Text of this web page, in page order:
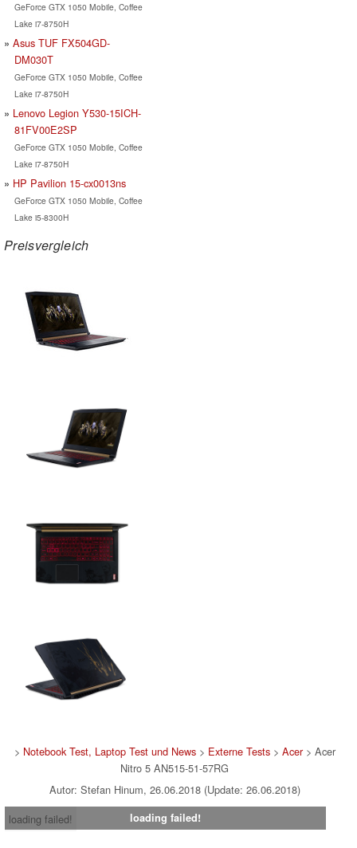
GeForce GTX 1050 Mobile, Coffee
Lake i7-8750H
Asus TUF FX504GD-
DM030T
GeForce GTX 1050 Mobile, Coffee
Lake i7-8750H
Lenovo Legion Y530-15ICH-
81FV00E2SP
GeForce GTX 1050 Mobile, Coffee
Lake i7-8750H
HP Pavilion 15-cx0013ns
GeForce GTX 1050 Mobile, Coffee
Lake i5-8300H
Preisvergleich
> Notebook Test, Laptop Test und News> Externe Tests> Acer> Acer
Nitro 5 AN515-51-57RG
Autor: Stefan Hinum, 26.06.2018 (Update: 26.06.2018)
loading failed!
loading failed!